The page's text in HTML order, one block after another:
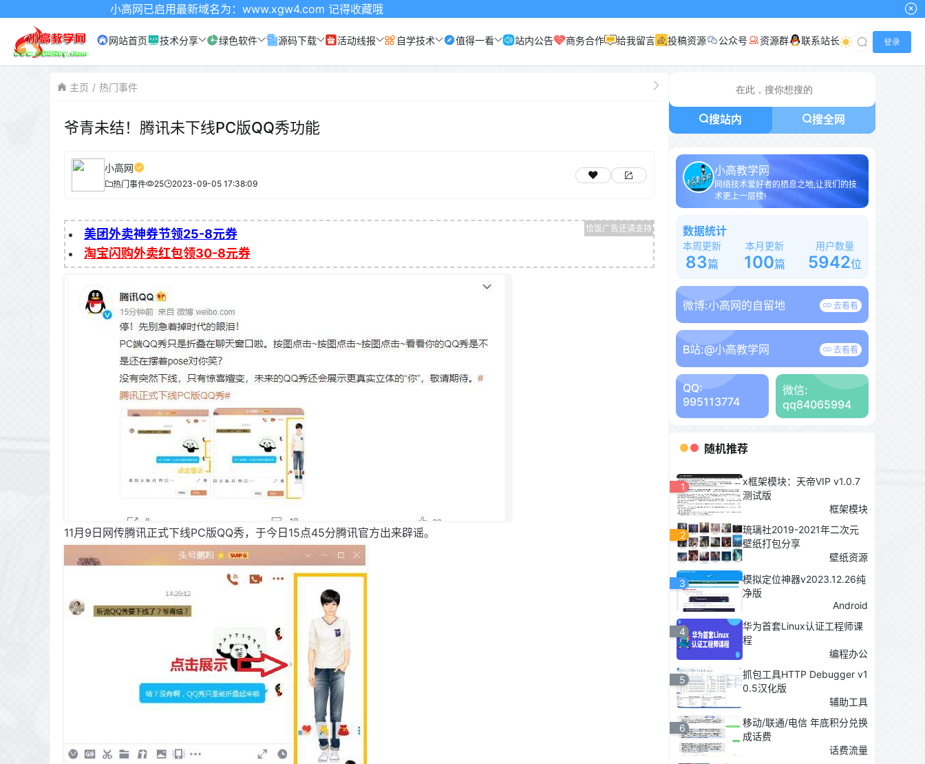
小高网已启用最新域名为：www.xgw4.com 记得收藏哦
网站首页 技术分享 绿色软件 源码下载 活动线报 自学技术 值得一看 站内公告 商务合作 给我留言 投稿资源 公众号 资源群 联系站长 登录
主页 热门事件
爷青未结！腾讯未下线PC版QQ秀功能
小高网
热门事件 25 2023-09-05 17:38:09
美团外卖神券节领25-8元券
淘宝闪购外卖红包领30-8元券
11月9日网传腾讯正式下线PC版QQ秀，于今日15点45分腾讯官方出来辟谣。
搜站内 搜全网
小高教学网
网络技术爱好者的栖息之地,让我们的技
术更上一层楼!
数据统计
本周更新
83篇
本月更新
100篇
用户数量
5942位
微博:小高网的自留地 去看看
B站:@小高教学网 去看看
QQ:
995113774
微信:
qq84065994
随机推荐
1
x框架模块：天帝VIP v1.0.7
测试版
框架模块
2
琉璃社2019-2021年二次元
壁纸打包分享
壁纸资源
3
模拟定位神器v2023.12.26纯
净版
Android
4
华为首套Linux认证工程师课
程
编程办公
5
抓包工具HTTP Debugger v1
0.5汉化版
辅助工具
6
移动/联通/电信 年底积分兑换
成话费
话费流量